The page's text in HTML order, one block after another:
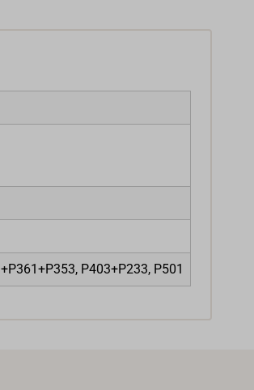
P403+P233, P501